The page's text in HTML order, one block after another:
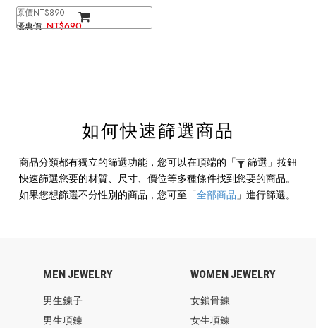
NT$890
NT$690
如何快速篩選商品
商品分類都有獨立的篩選功能，您可以在頂端的 「 篩選」 按鈕
快速篩選您要的材質、尺寸、價位等多種條件找到您要的商品。
如果您想篩選不分性別的商品，您可至 「全部商品 」 進行篩選。
MEN JEWELRY
男生鍊子
男生項鍊
WOMEN JEWELRY
女鎖骨鍊
女生項鍊